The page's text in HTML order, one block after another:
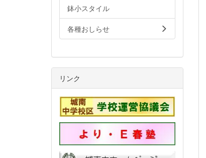
鉢小スタイル
各種おしらせ
リンク